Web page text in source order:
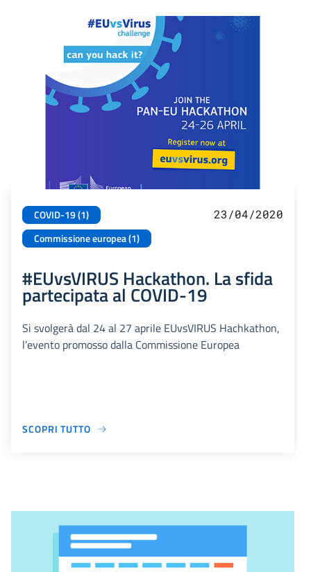
COVID-19 (1)
Commissione europea (1)
23/04/2020
#EUvsVIRUS Hackathon. La sfida
partecipata al COVID-19
Si svolgerà dal 24 al 27 aprile EUvsVIRUS Hachkathon,
l’evento promosso dalla Commissione Europea
SCOPRI TUTTO